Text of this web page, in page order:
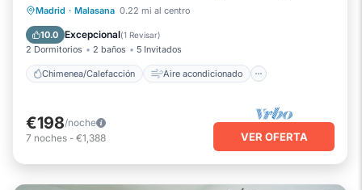
Madrid · Malasana 0.22 mi al centro
10.0 Excepcional(1 Revisar)
2 Dormitorios 2 baños 5 Invitados
Chimenea/Calefacción Aire acondicionado
Aire acondicionado
Apto para niños
€198/noche
7 noches - €1,388 VER OFERTA